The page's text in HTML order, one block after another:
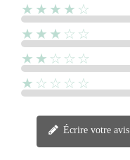
★★★★☆
★★★☆☆
★★☆☆☆
★☆☆☆☆
Écrire votre avis